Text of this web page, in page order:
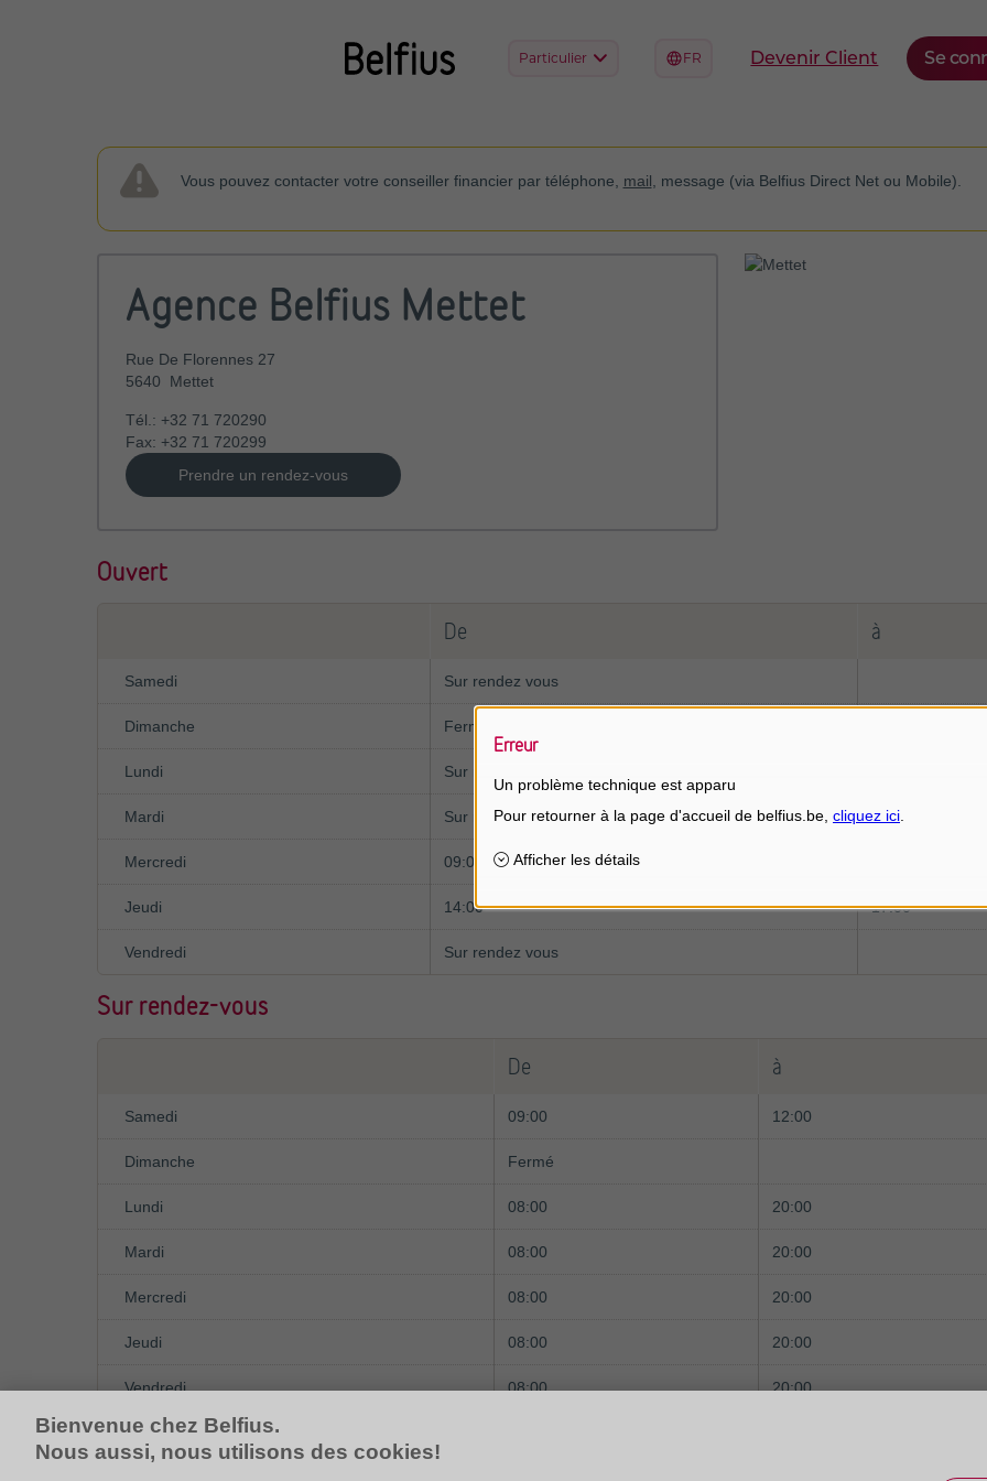
Vous pouvez contacter votre conseiller financier par téléphone, mail , message (via Belfius Direct Net ou Mobile).
Agence Belfius Mettet
Rue De Florennes 27
5640
Mettet
Tél.: +32 71 720290
Fax: +32 71 720299
Prendre un rendez-vous
Ouvert
De à
Samedi Sur rendez vous
Dimanche Fermé
Lundi Sur rendez vous
Mardi Sur rendez vous
Mercredi 09:00
Jeudi 14:00 17:00
Vendredi Sur rendez vous
Sur rendez-vous
De à
Samedi 09:00 12:00
Dimanche Fermé
Lundi 08:00 20:00
Mardi 08:00 20:00
Mercredi 08:00 20:00
Jeudi 08:00 20:00
Vendredi 08:00 20:00
Bienvenue chez Belfius.
Nous aussi, nous utilisons des cookies!
Erreur
Un problème technique est apparu